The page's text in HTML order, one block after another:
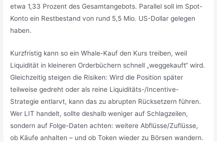
etwa 1,33 Prozent des Gesamtangebots. Parallel soll im Spot-
Konto ein Restbestand von rund 5,5 Mio. US-Dollar gelegen
haben.
Kurzfristig kann so ein Whale-Kauf den Kurs treiben, weil
Liquidität in kleineren Orderbüchern schnell „weggekauft“ wird.
Gleichzeitig steigen die Risiken: Wird die Position später
teilweise gedreht oder als reine Liquiditäts-/Incentive-
Strategie entlarvt, kann das zu abrupten Rücksetzern führen.
Wer LIT handelt, sollte deshalb weniger auf Schlagzeilen,
sondern auf Folge-Daten achten: weitere Abflüsse/Zuflüsse,
ob Käufe anhalten – und ob Token wieder zu Börsen wandern.